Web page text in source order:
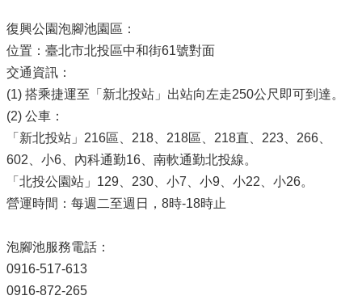
復興公園泡腳池園區：
位置：臺北市北投區中和街61號對面
交通資訊：
(1) 搭乘捷運至「新北投站」出站向左走250公尺即可到達。
(2) 公車：
「新北投站」216區、218、218區、218直、223、266、
602、小6、內科通勤16、南軟通勤北投線。
「北投公園站」129、230、小7、小9、小22、小26。
營運時間：每週二至週日，8時-18時止
泡腳池服務電話：
0916-517-613
0916-872-265